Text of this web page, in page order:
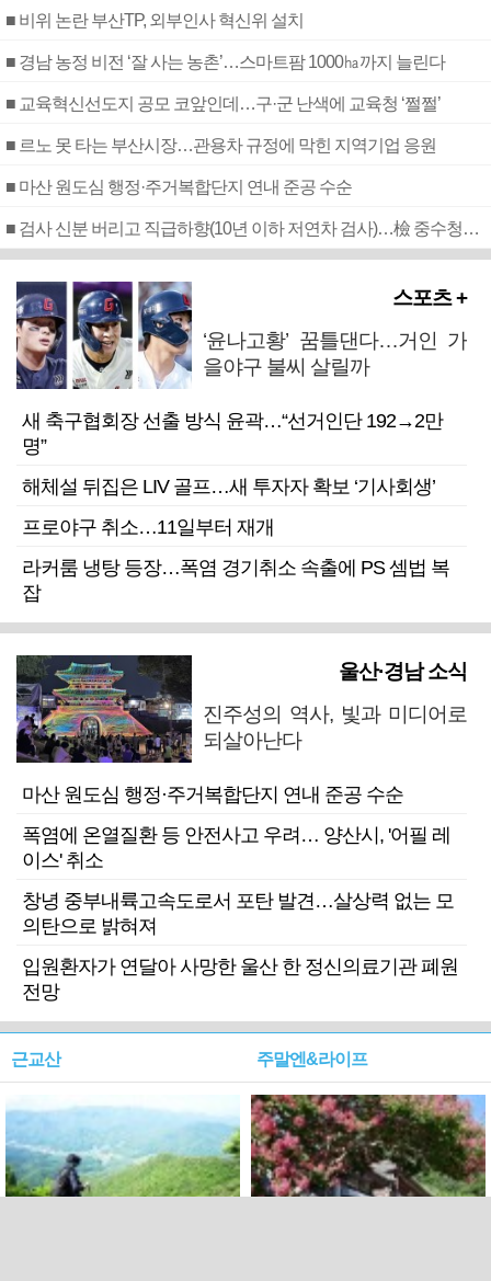
■ 비위 논란 부산TP, 외부인사 혁신위 설치
■ 경남 농정 비전 ‘잘 사는 농촌’…스마트팜 1000㏊까지 늘린다
■ 교육혁신선도지 공모 코앞인데…구·군 난색에 교육청 ‘쩔쩔’
■ 르노 못 타는 부산시장…관용차 규정에 막힌 지역기업 응원
■ 마산 원도심 행정·주거복합단지 연내 준공 수순
■ 검사 신분 버리고 직급하향(10년 이하 저연차 검사)…檢 중수청행 기피
스포츠 +
‘윤나고황’ 꿈틀댄다…거인 가
을야구 불씨 살릴까
새 축구협회장 선출 방식 윤곽…“선거인단 192→2만
명”
해체설 뒤집은 LIV 골프…새 투자자 확보 ‘기사회생’
프로야구 취소…11일부터 재개
라커룸 냉탕 등장…폭염 경기취소 속출에 PS 셈법 복
잡
울산·경남 소식
진주성의 역사, 빛과 미디어로
되살아난다
마산 원도심 행정·주거복합단지 연내 준공 수순
폭염에 온열질환 등 안전사고 우려… 양산시, '어필 레
이스' 취소
창녕 중부내륙고속도로서 포탄 발견…살상력 없는 모
의탄으로 밝혀져
입원환자가 연달아 사망한 울산 한 정신의료기관 폐원
전망
근교산 주말엔&라이프